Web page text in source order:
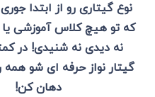
نوع گیتاری رو از ابتدا
که تو هیچ کلاس آموزشی
نه دیدی نه شنیدی! در
گیتار نواز حرفه ای شو
دهان کن!